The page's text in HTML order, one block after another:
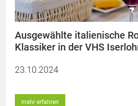
Ausgewählte italienische
Klassiker in der VHS
23.10.2024
mehr erfahren